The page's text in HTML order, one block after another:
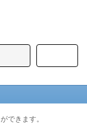
できます。